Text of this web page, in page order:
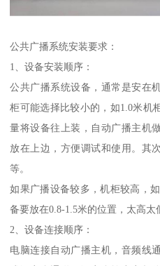
公共广播系统安装要求：
1、设备安装顺序：
公共广播系统设备，通常是安在
柜可能选择比较小的，如1.0米机
量将设备往上装，自动广播主机
放在上边，方便调试和使用。其
等。
如果广播设备较多，机柜较高，
备要放在0.8-1.5米的位置，太高太
2、设备连接顺序：
电脑连接自动广播主机，音频线